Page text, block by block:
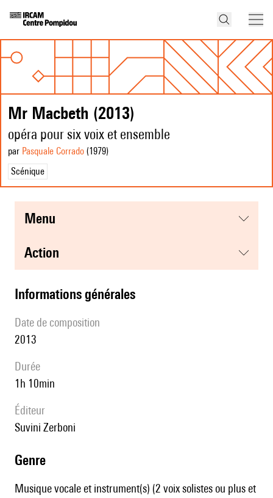
Mr Macbeth (2013)
opéra pour six voix et ensemble
par Pasquale Corrado (1979)
Scénique
menu
action
informations générales
date de composition
2013
durée
1h 10min
éditeur
Suvini Zerboni
genre
Musique vocale et instrument(s) (2 voix solistes ou plus et